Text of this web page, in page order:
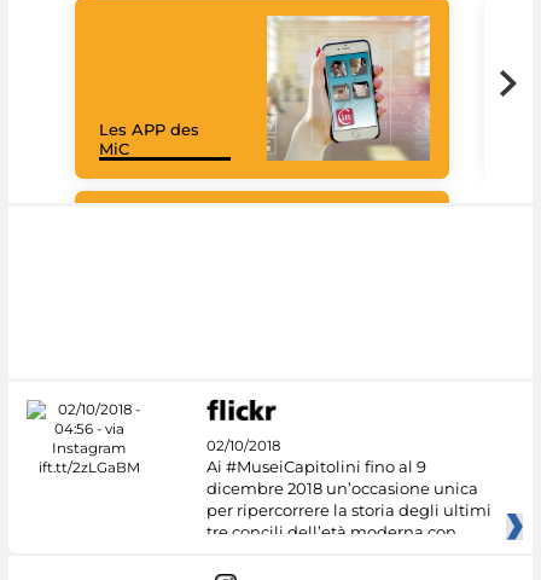
Les APP des
MiC
02/10/2018
Ai #MuseiCapitolini fino al 9
dicembre 2018 un’occasione unica
per ripercorrere la storia degli ultimi
tre concili dell’età moderna con